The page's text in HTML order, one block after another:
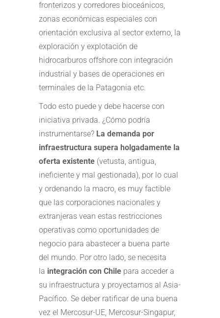
fronterizos y corredores bioceánicos,
zonas económicas especiales con
orientación exclusiva al sector externo, la
exploración y explotación de
hidrocarburos offshore con integración
industrial y bases de operaciones en
terminales de la Patagonia etc.
Todo esto puede y debe hacerse con
iniciativa privada. ¿Cómo podría
instrumentarse? La demanda por
infraestructura supera holgadamente la
oferta existente (vetusta, antigua,
ineficiente y mal gestionada), por lo cual
y ordenando la macro, es muy factible
que las corporaciones nacionales y
extranjeras vean estas restricciones
operativas como oportunidades de
negocio para abastecer a buena parte
del mundo. Por otro lado, se necesita
la integración con Chile para acceder a
su infraestructura y proyectarnos al Asia-
Pacífico. Se deber ratificar de una buena
vez el Mercosur-UE, Mercosur-Singapur,